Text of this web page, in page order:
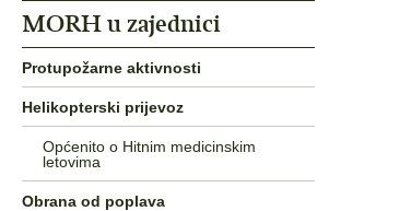
MORH u zajednici
Protupožarne aktivnosti
Helikopterski prijevoz
Općenito o Hitnim medicinskim
letovima
Obrana od poplava